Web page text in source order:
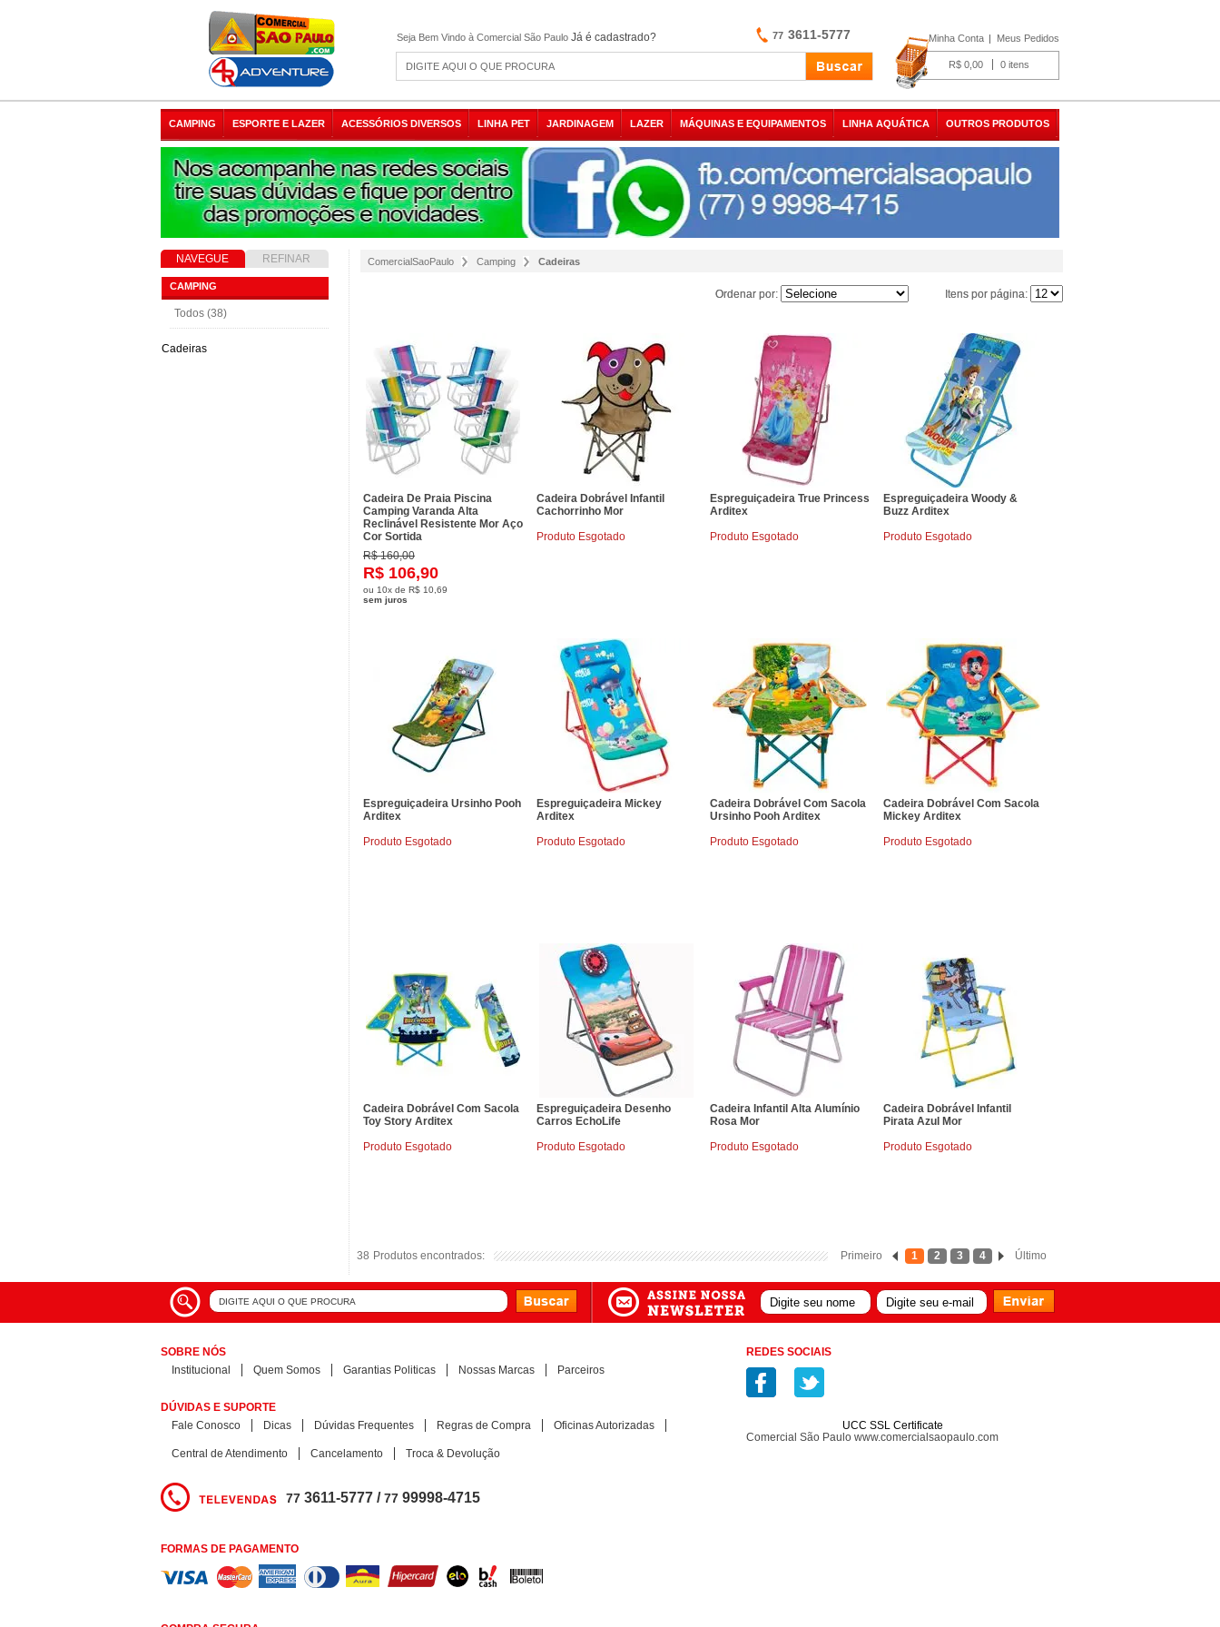
Seja Bem Vindo à Comercial São Paulo Já é cadastrado? 77 3611-5777 Minha Conta Meus Pedidos
0
R$ 0,00
CAMPING ESPORTE E LAZER ACESSÓRIOS DIVERSOS LINHA PET JARDINAGEM LAZER MÁQUINAS E EQUIPAMENTOS LINHA AQUÁTICA OUTROS PRODUTOS
NAVEGUE
REFINAR
RESULTADO
CAMPING
Todos (38)
Cadeiras
ComercialSaoPaulo Camping Cadeiras
Produtos encontrados:
38
Ordenar por: Itens por página:
Cadeira De Praia Piscina
Camping Varanda Alta
Reclinável Resistente Mor Aço
Cor Sortida
R$ 160,00
R$ 106,90
ou 10x de R$ 10,69
sem juros
Cadeira Dobrável Infantil
Cachorrinho Mor
Produto Esgotado
Espreguiçadeira True Princess
Arditex
Produto Esgotado
Espreguiçadeira Woody &
Buzz Arditex
Produto Esgotado
Espreguiçadeira Ursinho Pooh
Arditex
Produto Esgotado
Espreguiçadeira Mickey
Arditex
Produto Esgotado
Cadeira Dobrável Com Sacola
Ursinho Pooh Arditex
Produto Esgotado
Cadeira Dobrável Com Sacola
Mickey Arditex
Produto Esgotado
Cadeira Dobrável Com Sacola
Toy Story Arditex
Produto Esgotado
Espreguiçadeira Desenho
Carros EchoLife
Produto Esgotado
Cadeira Infantil Alta Alumínio
Rosa Mor
Produto Esgotado
Cadeira Dobrável Infantil
Pirata Azul Mor
Produto Esgotado
Primeiro 1 2 3 4 Último
Produtos encontrados:
38
Ordenar por: Itens por página:
SOBRE NÓS
Institucional
Quem Somos Garantias Politicas Nossas Marcas Parceiros
DÚVIDAS E SUPORTE
Fale Conosco
Dicas Dúvidas Frequentes Regras de Compra Oficinas Autorizadas
Central de Atendimento Cancelamento Troca & Devolução
77 3611-5777 /77 99998-4715
FORMAS DE PAGAMENTO
REDES SOCIAIS
UCC SSL Certificate
Comercial São Paulo www.comercialsaopaulo.com